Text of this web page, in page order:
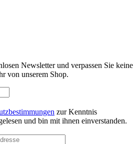
Newsletter und verpassen Sie keine
von unserem Shop.
zur Kenntnis
und bin mit ihnen einverstanden.